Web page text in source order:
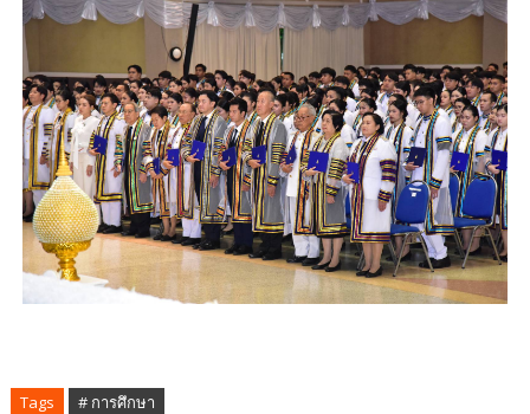
Tags # การศึกษา